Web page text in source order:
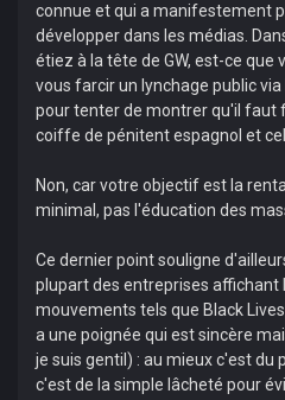
connue et qui a manifestement
développer dans les médias.
étiez à la tête de GW, est-ce que
vous farcir un lynchage public
pour tenter de montrer qu'il faut
coiffe de pénitent espagnol et
Non, car votre objectif est la
minimal, pas l'éducation des
Ce dernier point souligne
plupart des entreprises affichant
mouvements tels que Black
a une poignée qui est sincère
je suis gentil) : au mieux c'est du
c'est de la simple lâcheté pour